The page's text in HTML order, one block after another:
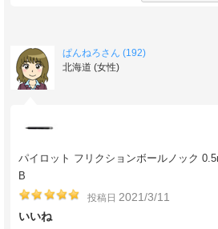
ぱんねろさん (192)
北海道 (女性)
パイロット フリクションボールノック
B
投稿日 2021/3/11
いいね